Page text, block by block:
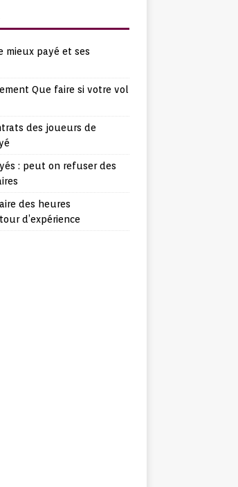
payé et ses
Que faire si votre vol
des joueurs de
: peut on refuser des
des heures
d’expérience